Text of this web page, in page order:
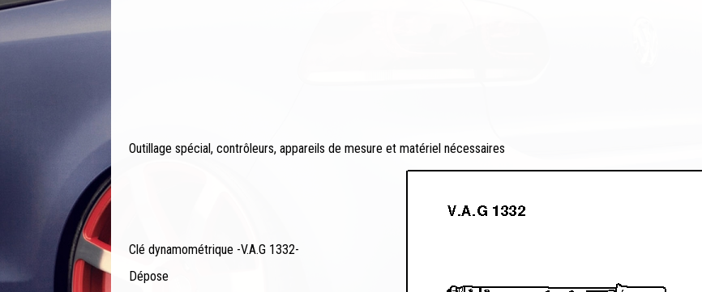
Outillage spécial, contrôleurs, appareils de mesure et matériel nécessaires
Clé dynamométrique -V.A.G 1332-
Dépose